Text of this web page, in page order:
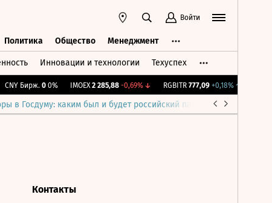
Войти
Политика Общество Менеджмент
Инновации и технологии Техуспех
CNY Бирж. 0 0% IMOEX 2 285,88 -0,69%↓ RGBITR 777,09 +0,18%↑
в Госдуму: каким был и будет российский парламент
Контакты